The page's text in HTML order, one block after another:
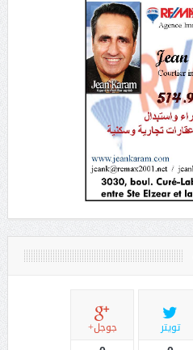
تويتر جوجل+